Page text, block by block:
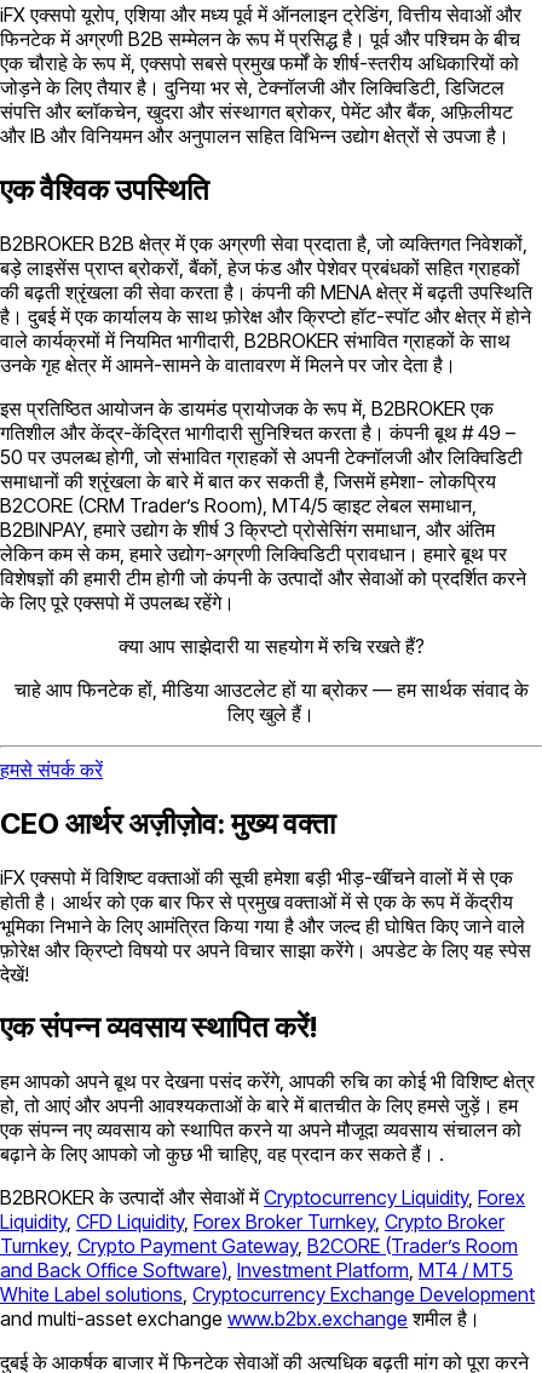
iFX एक्सपो यूरोप, एशिया और मध्य पूर्व में ऑनलाइन ट्रेडिंग, वित्तीय सेवाओं और
फिनटेक में अग्रणी B2B सम्मेलन के रूप में प्रसिद्ध है। पूर्व और पश्चिम के बीच
एक चौराहे के रूप में, एक्सपो सबसे प्रमुख फर्मों के शीर्ष-स्तरीय अधिकारियों को
जोड़ने के लिए तैयार है। दुनिया भर से, टेक्नॉलजी और लिक्विडिटी, डिजिटल
संपत्ति और ब्लॉकचेन, खुदरा और संस्थागत ब्रोकर, पेमेंट और बैंक, अफ़िलीयट
और IB और विनियमन और अनुपालन सहित विभिन्न उद्योग क्षेत्रों से उपजा है।
एक वैश्विक उपस्थिति
B2BROKER B2B क्षेत्र में एक अग्रणी सेवा प्रदाता है, जो व्यक्तिगत निवेशकों,
बड़े लाइसेंस प्राप्त ब्रोकरों, बैंकों, हेज फंड और पेशेवर प्रबंधकों सहित ग्राहकों
की बढ़ती श्रृंखला की सेवा करता है। कंपनी की MENA क्षेत्र में बढ़ती उपस्थिति
है। दुबई में एक कार्यालय के साथ फ़ोरेक्ष और क्रिप्टो हॉट-स्पॉट और क्षेत्र में होने
वाले कार्यक्रमों में नियमित भागीदारी, B2BROKER संभावित ग्राहकों के साथ
उनके गृह क्षेत्र में आमने-सामने के वातावरण में मिलने पर जोर देता है।
इस प्रतिष्ठित आयोजन के डायमंड प्रायोजक के रूप में, B2BROKER एक
गतिशील और केंद्र-केंद्रित भागीदारी सुनिश्चित करता है। कंपनी बूथ # 49 –
50 पर उपलब्ध होगी, जो संभावित ग्राहकों से अपनी टेक्नॉलजी और लिक्विडिटी
समाधानों की श्रृंखला के बारे में बात कर सकती है, जिसमें हमेशा- लोकप्रिय
B2CORE (CRM Trader’s Room), MT4/5 व्हाइट लेबल समाधान,
B2BINPAY, हमारे उद्योग के शीर्ष 3 क्रिप्टो प्रोसेसिंग समाधान, और अंतिम
लेकिन कम से कम, हमारे उद्योग-अग्रणी लिक्विडिटी प्रावधान। हमारे बूथ पर
विशेषज्ञों की हमारी टीम होगी जो कंपनी के उत्पादों और सेवाओं को प्रदर्शित करने
के लिए पूरे एक्सपो में उपलब्ध रहेंगे।
क्या आप साझेदारी या सहयोग में रुचि रखते हैं?
चाहे आप फिनटेक हों, मीडिया आउटलेट हों या ब्रोकर — हम सार्थक संवाद के
लिए खुले हैं।
हमसे संपर्क करें
CEO आर्थर अज़ीज़ोव: मुख्य वक्ता
iFX एक्सपो में विशिष्ट वक्ताओं की सूची हमेशा बड़ी भीड़-खींचने वालों में से एक
होती है। आर्थर को एक बार फिर से प्रमुख वक्ताओं में से एक के रूप में केंद्रीय
भूमिका निभाने के लिए आमंत्रित किया गया है और जल्द ही घोषित किए जाने वाले
फ़ोरेक्ष और क्रिप्टो विषयो पर अपने विचार साझा करेंगे। अपडेट के लिए यह स्पेस
देखें!
एक संपन्न व्यवसाय स्थापित करें!
हम आपको अपने बूथ पर देखना पसंद करेंगे, आपकी रुचि का कोई भी विशिष्ट क्षेत्र
हो, तो आएं और अपनी आवश्यकताओं के बारे में बातचीत के लिए हमसे जुड़ें। हम
एक संपन्न नए व्यवसाय को स्थापित करने या अपने मौजूदा व्यवसाय संचालन को
बढ़ाने के लिए आपको जो कुछ भी चाहिए, वह प्रदान कर सकते हैं। .
B2BROKER के उत्पादों और सेवाओं मेंCryptocurrency Liquidity, Forex
Liquidity, CFD Liquidity, Forex Broker Turnkey, Crypto Broker
Turnkey, Crypto Payment Gateway, B2CORE (Trader’s Room
and Back Office Software), Investment Platform, MT4 / MT5
White Label solutions, Cryptocurrency Exchange Development
and multi-asset exchange www.b2bx.exchange शमील है।
दुबई के आकर्षक बाजार में फिनटेक सेवाओं की अत्यधिक बढ़ती मांग को पूरा करने